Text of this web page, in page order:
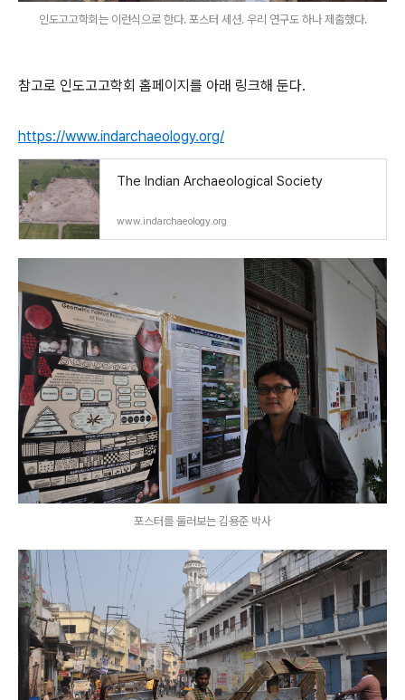
인도고고학회는 이런식으로 한다. 포스터 세션. 우리 연구도 하나 제출했다.
참고로 인도고고학회 홈페이지를 아래 링크해 둔다.
https://www.indarchaeology.org/
The Indian Archaeological Society
www.indarchaeology.org
포스터를 둘러보는 김용준 박사